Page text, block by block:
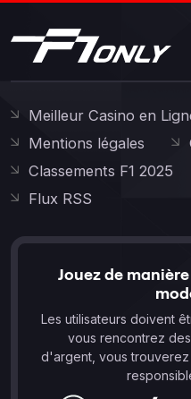
Meilleur Casino en
Mentions légales
Classements F1 2025
Flux RSS
Jouez de
Les utilisateurs doivent
vous rencontrez
d'argent, vous